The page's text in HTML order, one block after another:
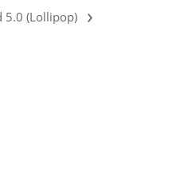
5.0 (Lollipop) ›